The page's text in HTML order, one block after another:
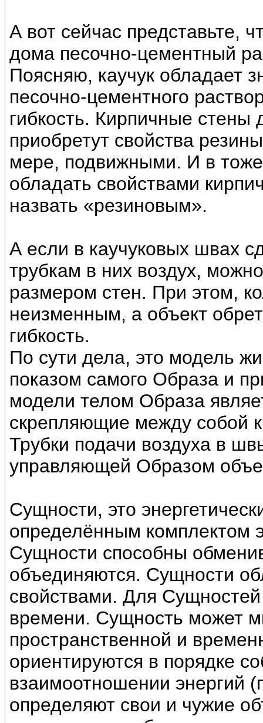
А вот сейчас представьте,
дома песочно-цементный
Поясняю, каучук обладает
песочно-цементного
гибкость. Кирпичные
приобретут свойства
мере, подвижными. И в
обладать свойствами
назвать «резиновым».
А если в каучуковых швах
трубкам в них воздух,
размером стен. При этом,
неизменным, а объект
гибкость.
По сути дела, это модель
показом самого Образа и
модели телом Образа
скрепляющие между собой
Трубки подачи воздуха в
управляющей Образом
Сущности, это
определённым комплектом
Сущности способны
объединяются. Сущности
свойствами. Для
времени. Сущность может
пространственной и
ориентируются в порядке
взаимоотношении энергий
определяют свои и чужие